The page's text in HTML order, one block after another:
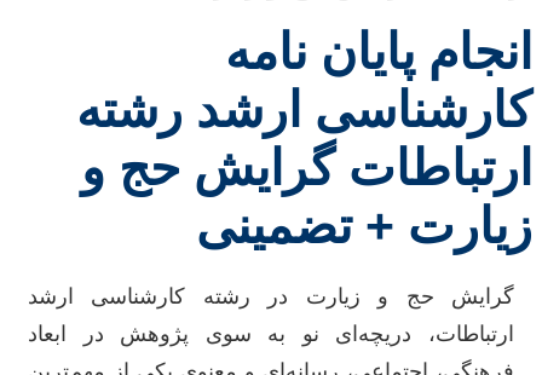
انجام پایان نامه
کارشناسی ارشد رشته
ارتباطات گرایش حج و
زیارت + تضمینی
گرایش حج و زیارت در رشته کارشناسی ارشد
ارتباطات، دریچه‌ای نو به سوی پژوهش در ابعاد